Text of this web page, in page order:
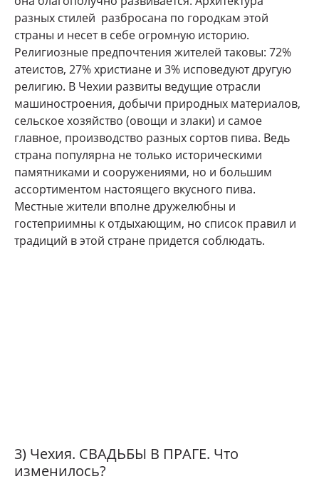
разных стилей разбросана по городкам этой
страны и несет в себе огромную историю.
Религиозные предпочтения жителей таковы: 72%
атеистов, 27% христиане и 3% исповедуют другую
религию. В Чехии развиты ведущие отрасли
машиностроения, добычи природных материалов,
сельское хозяйство (овощи и злаки) и самое
главное, производство разных сортов пива. Ведь
страна популярна не только историческими
памятниками и сооружениями, но и большим
ассортиментом настоящего вкусного пива.
Местные жители вполне дружелюбны и
гостеприимны к отдыхающим, но список правил и
традиций в этой стране придется соблюдать.
3) Чехия. СВАДЬБЫ В ПРАГЕ. Что
изменилось?